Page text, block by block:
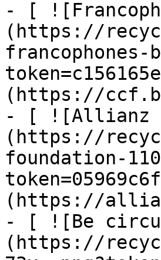
- [
(https://
(https://
- [ ![Allianz
(https://
foundation-
(https://
- [ ![Be
(https://